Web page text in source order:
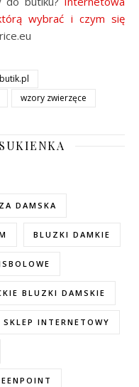
wybrać i czym się
wzory zwierzęce
DAMSKA
BLUZKI DAMKIE
BLUZKI DAMSKIE
INTERNETOWY